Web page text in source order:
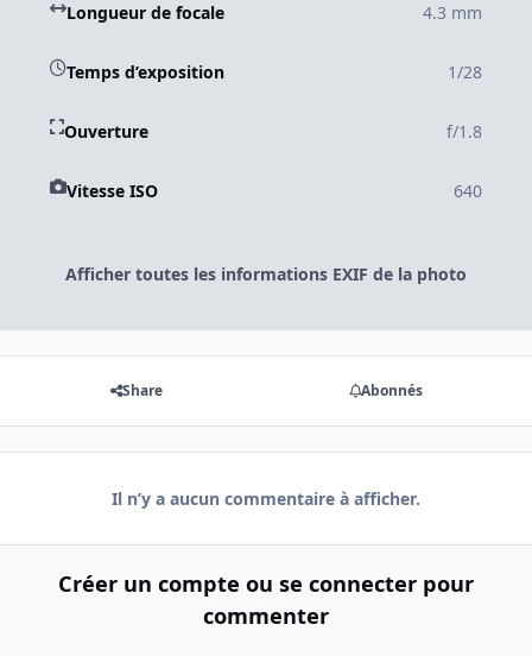
Longueur de focale 4.3 mm
Temps d’exposition 1/28
Ouverture f/1.8
Vitesse ISO 640
Afficher toutes les informations EXIF de la photo
Share Abonnés
Il n’y a aucun commentaire à afficher.
Créer un compte ou se connecter pour
commenter